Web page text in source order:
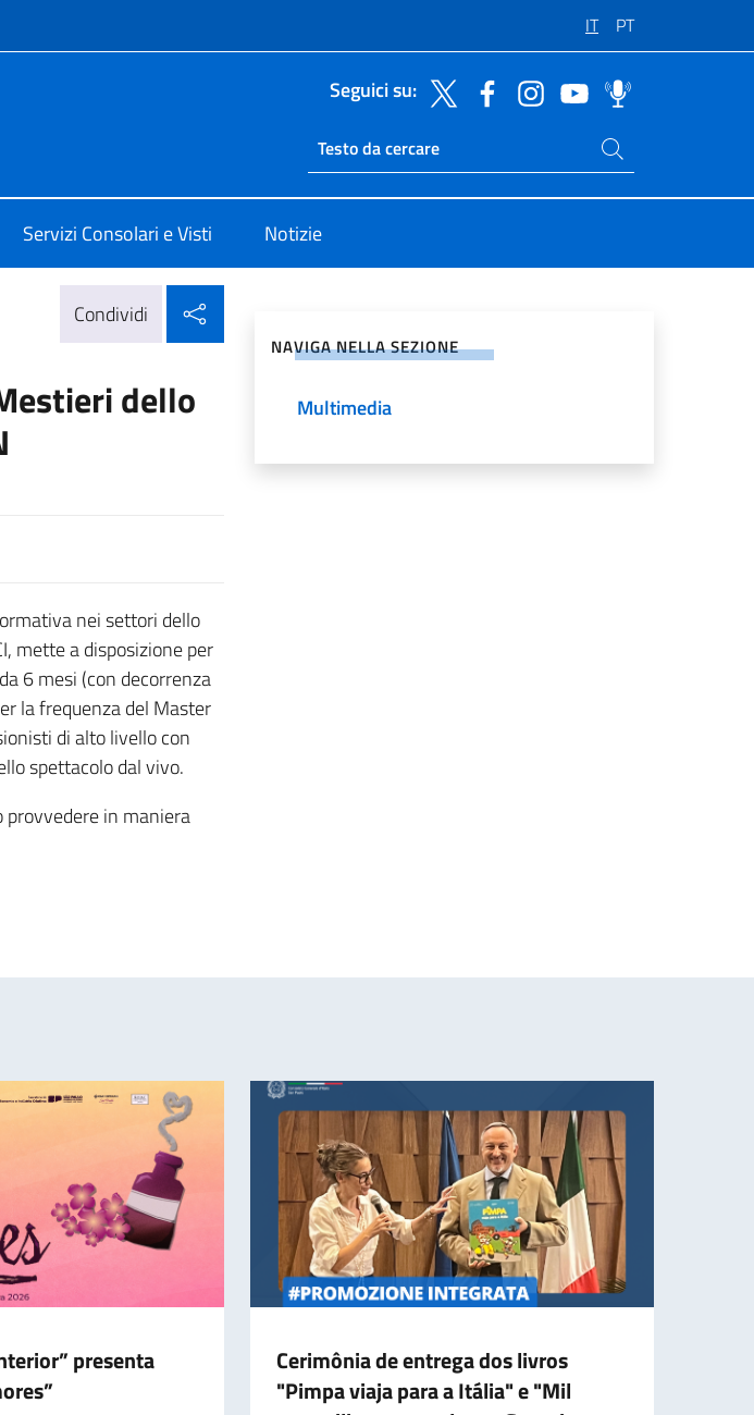
IT PT
Seguici su:
Ricerca sito live
Cerca nel sito
Servizi Consolari e Visti Notizie
Condividi
dello
nei settori dello
mette a disposizione per
6 mesi (con decorrenza
la frequenza del Master
di alto livello con
spettacolo dal vivo.
provvedere in maniera
NAVIGA NELLA SEZIONE
Multimedia
presenta
Cerimônia de entrega dos livros
"Pimpa viaja para a Itália" e "Mil